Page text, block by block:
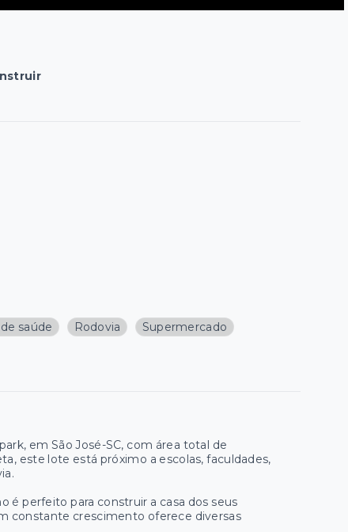
saúde Rodovia
Supermercado
em São José-SC, com área total de
este lote está próximo a escolas, faculdades,
é perfeito para construir a casa dos seus
constante crescimento oferece diversas